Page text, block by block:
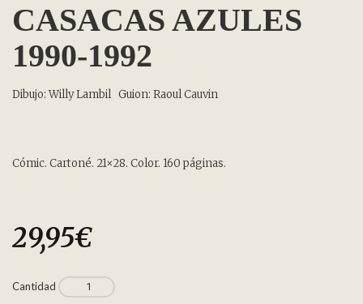
CASACAS AZULES
1990-1992
Dibujo: Willy Lambil Guion: Raoul Cauvin
Cómic. Cartoné. 21×28. Color. 160 páginas.
29,95€
Cantidad